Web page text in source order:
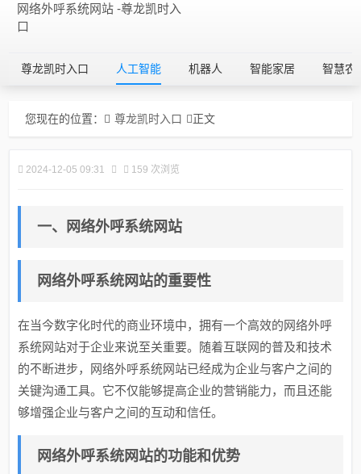
网络外呼系统网站 -尊龙凯时入
口
尊龙凯时入口 人工智能 机器人 智能家居 智慧农
您现在的位置： 尊龙凯时入口 正文
2024-12-05 09:31 159 次浏览
一、网络外呼系统网站
网络外呼系统网站的重要性
在当今数字化时代的商业环境中，拥有一个高效的网络外呼
系统网站对于企业来说至关重要。随着互联网的普及和技术
的不断进步，网络外呼系统网站已经成为企业与客户之间的
关键沟通工具。它不仅能够提高企业的营销能力，而且还能
够增强企业与客户之间的互动和信任。
网络外呼系统网站的功能和优势